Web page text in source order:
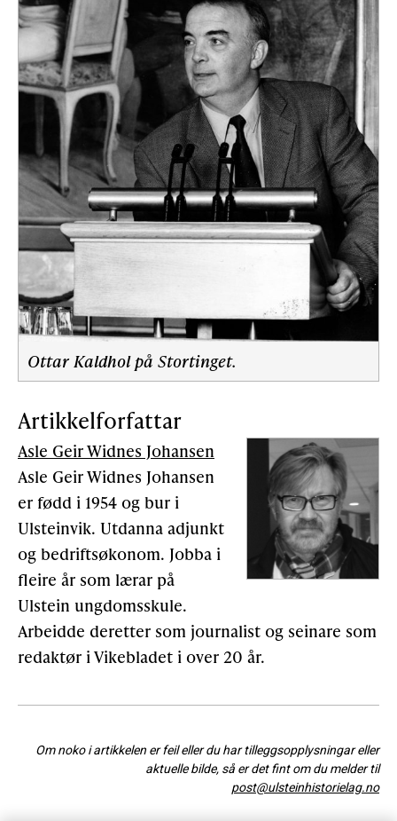
Ottar Kaldhol på Stortinget.
Artikkelforfattar
Asle Geir Widnes Johansen
Asle Geir Widnes Johansen
er fødd i 1954 og bur i
Ulsteinvik. Utdanna adjunkt
og bedriftsøkonom. Jobba i
fleire år som lærar på
Ulstein ungdomsskule.
Arbeidde deretter som journalist og seinare som
redaktør i Vikebladet i over 20 år.
Om noko i artikkelen er feil eller du har tilleggsopplysningar eller
aktuelle bilde, så er det fint om du melder til
post@ulsteinhistorielag.no